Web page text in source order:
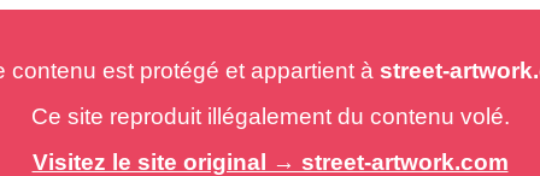
est protégé et appartient à street-
Ce site reproduit illégalement du contenu volé.
Visitez le site original → street-artwork.com